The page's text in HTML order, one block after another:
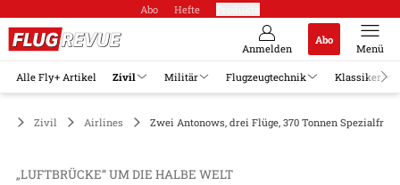
Abo Hefte
Anmelden
Abo
Menü
Alle Fly+ Artikel Zivil Militär Flugzeugtechnik Klassiker
Zivil Airlines Zwei Antonows, drei Flüge, 370 Tonnen
„LUFTBRÜCKE“ UM DIE HALBE WELT